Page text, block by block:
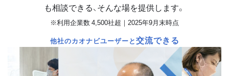
も相談できる、そんな場を提供します。
※利用企業数 4,500社超｜2025年9月末時点
他社のカオナビユーザーと交流できる